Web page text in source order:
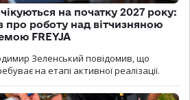
на початку 2027 року:
про роботу над вітчизняною
FREYJA
Зеленський повідомив, що
на етапі активної реалізації.